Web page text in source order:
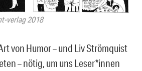
verlag 2018
von Humor – und Liv Strömquist
– nötig, um uns Leser*innen